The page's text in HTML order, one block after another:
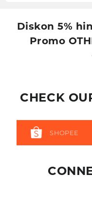
Diskon 5%
Promo
CHECK
SHOPEE